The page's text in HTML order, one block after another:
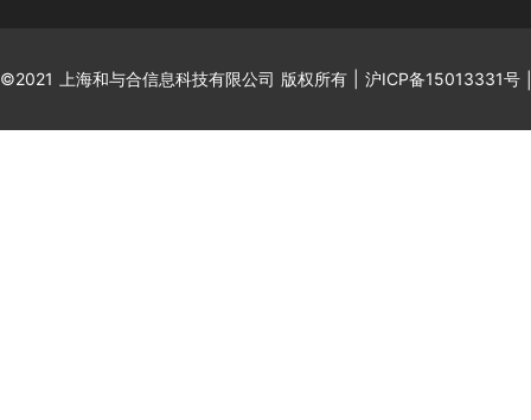
©2021 上海和与合信息科技有限公司 版权所有 | 沪ICP备15013331号